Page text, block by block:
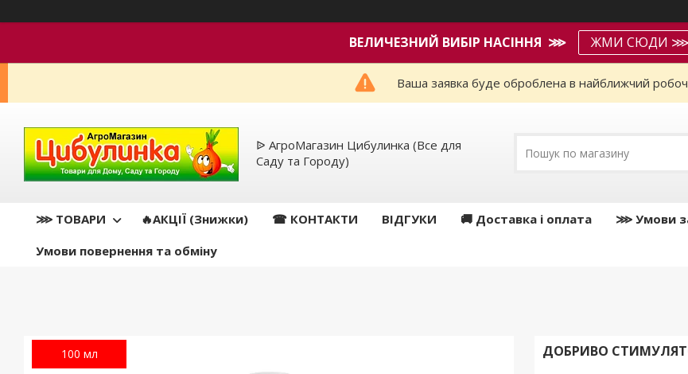
ВЕЛИЧЕЗНИЙ ВИБІР НАСІННЯ ⋙ ЖМИ СЮДИ
Ваша заявка буде оброблена в найближчий
ᐉ АгроМагазин Цибулинка (Все для
Саду та Городу)
⋙ ТОВАРИ 🔥АКЦІЇ (Знижки) ☎ КОНТАКТИ ВІДГУКИ 🚚 Доставка і оплата ⋙ Умови
Умови повернення та обміну
100 мл ДОБРИВО